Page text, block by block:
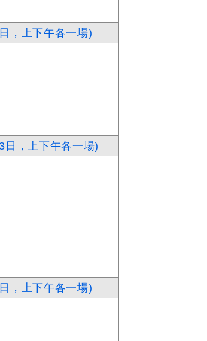
，上下午各一場)
日，上下午各一場)
，上下午各一場)